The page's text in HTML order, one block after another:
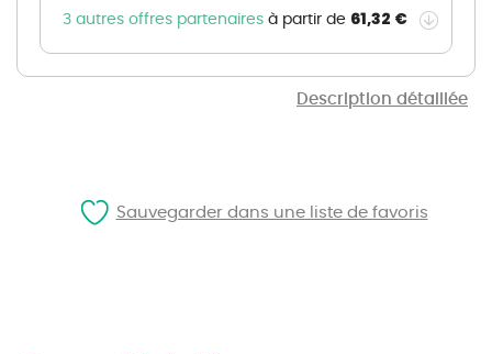
Description détaillée
3 autres offres partenaires à partir de 61,32 €
Sauvegarder dans une liste de favoris